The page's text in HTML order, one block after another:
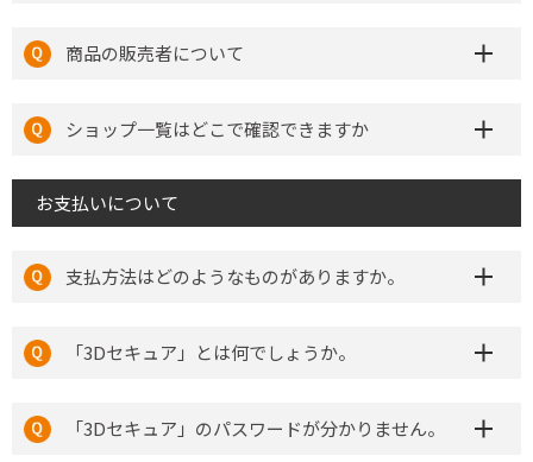
商品の販売者について
ショップ一覧はどこで確認できますか
お支払いについて
支払方法はどのようなものがありますか。
「3Dセキュア」とは何でしょうか。
「3Dセキュア」のパスワードが分かりません。